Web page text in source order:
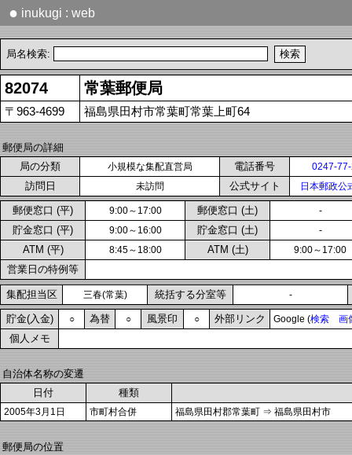
● inukugi : web
局名検索:
82074 常葉郵便局
〒963-4699 福島県田村市常葉町常葉上町64
郵便局の詳細
局の分類
小規模な集配直営局 電話番号 0247-
訪問日 未訪問 公式サイト 日本郵政公
郵便窓口 (平) 9:00～17:00 郵便窓口 (土) -
貯金窓口 (平) 9:00～16:00 貯金窓口 (土) -
ATM (平) 8:45～18:00 ATM (土) 9:00～17:00
営業日の特例等
集配担当区 三春(常葉) 統括する分室等 -
貯金(入金) ○ 為替 ○ 風景印 ○ 外部リンク Google (検索 画
個人メモ
自治体名称の変遷
日付
種類
2005年3月1日 市町村合併 福島県田村郡常葉町 ⇒ 福島県田村市
郵便局の位置